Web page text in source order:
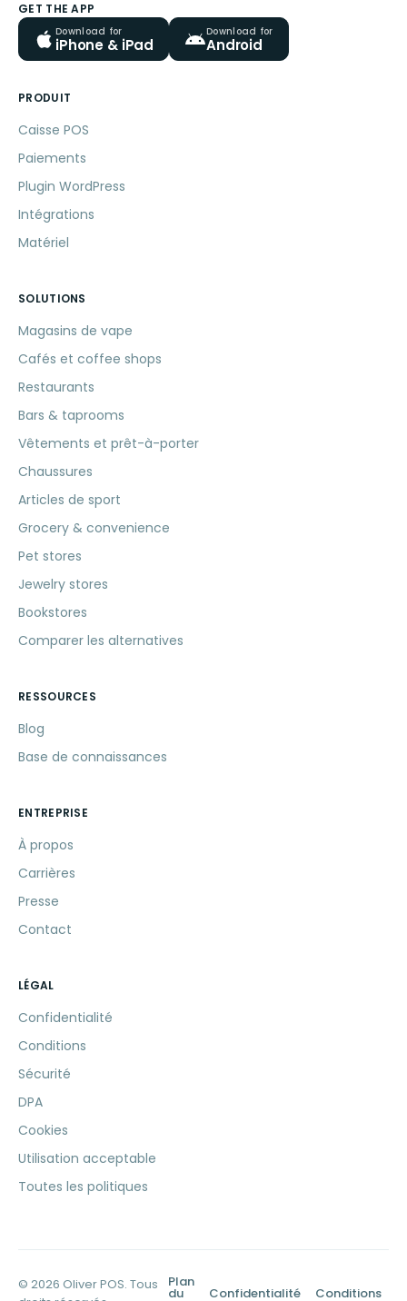
GET THE APP
Download for
iPhone & iPad
Download for
Android
PRODUIT
Caisse POS
Paiements
Plugin WordPress
Intégrations
Matériel
SOLUTIONS
Magasins de vape
Cafés et coffee shops
Restaurants
Bars & taprooms
Vêtements et prêt-à-porter
Chaussures
Articles de sport
Grocery & convenience
Pet stores
Jewelry stores
Bookstores
Comparer les alternatives
RESSOURCES
Blog
Base de connaissances
ENTREPRISE
À propos
Carrières
Presse
Contact
LÉGAL
Confidentialité
Conditions
Sécurité
DPA
Cookies
Utilisation acceptable
Toutes les politiques
© 2026 Oliver POS. Tous
Plan
du Confidentialité Conditions